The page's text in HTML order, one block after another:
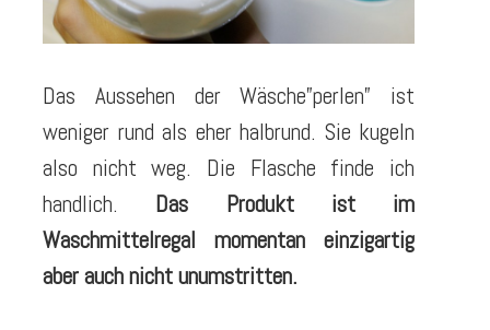
Das Aussehen der Wäsche”perlen” ist
weniger rund als eher halbrund. Sie kugeln
also nicht weg. Die Flasche finde ich
handlich. Das Produkt ist im
Waschmittelregal momentan einzigartig
aber auch nicht unumstritten.